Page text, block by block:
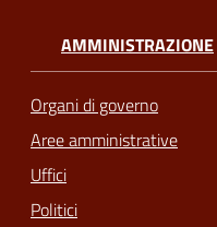
AMMINISTRAZIONE
Organi di governo
Aree amministrative
Uffici
Politici